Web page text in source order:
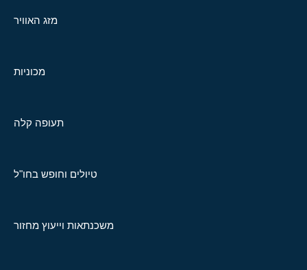
מזג האוויר
מכוניות
תעופה קלה
טיולים וחופש בחו"ל
משכנתאות וייעוץ מחזור